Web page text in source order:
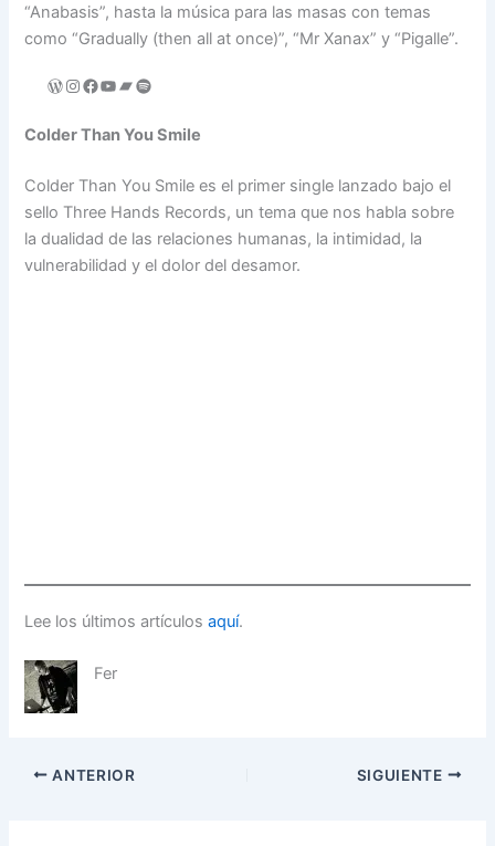
“Anabasis”, hasta la música para las masas con temas
como “Gradually (then all at once)”, “Mr Xanax” y “Pigalle”.
Colder Than You Smile
Colder Than You Smile es el primer single lanzado bajo el
sello Three Hands Records, un tema que nos habla sobre
la dualidad de las relaciones humanas, la intimidad, la
vulnerabilidad y el dolor del desamor.
Lee los últimos artículosaquí.
Fer
ANTERIOR SIGUIENTE